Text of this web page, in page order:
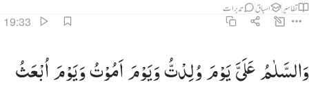
تفاسیر اسباق تدبرات
19:33
والسلام علي يوم ولدت ويوم اموت ويوم ابعث حيا ٣٣
وَٱلسَّلَـٰمُ عَلَىَّ يَوْمَ وُلِدتُّ وَيَوْمَ أَمُوتُ وَيَوْمَ أُبْعَثُ حَيًّۭا ٣٣
وَالسَّلٰمُعَلَیَّیَوْمَوُلِدْتُّوَیَوْمَاَمُوْتُوَیَوْمَاُبْعَثُ